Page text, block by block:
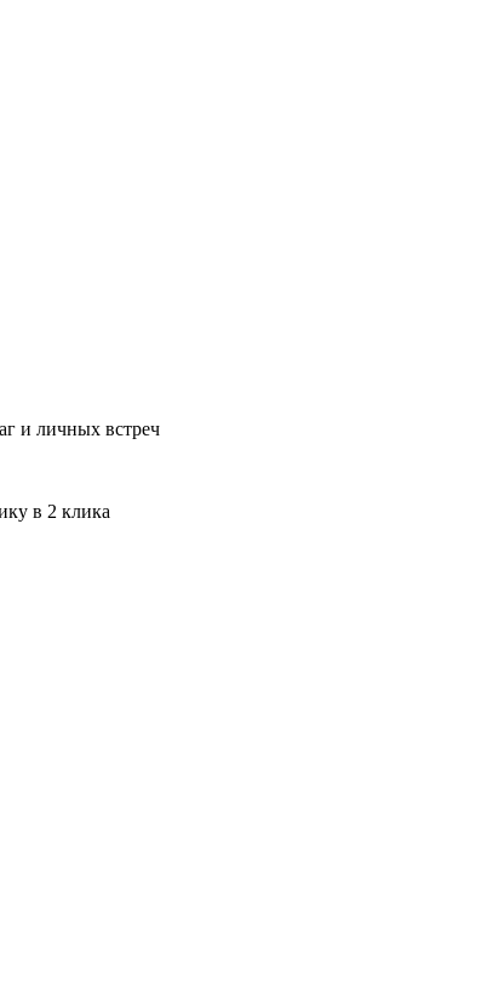
и личных встреч
в 2 клика